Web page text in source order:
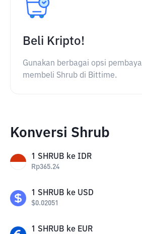
Beli Kripto!
Gunakan berbagai opsi
membeli Shrub di Bittime.
Konversi Shrub
1 SHRUB ke IDR
Rp365.24
1 SHRUB ke USD
$0.02051
1 SHRUB ke EUR